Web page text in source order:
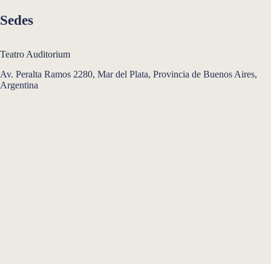
Sedes
Teatro Auditorium
Av. Peralta Ramos 2280, Mar del Plata, Provincia de Buenos Aires,
Argentina